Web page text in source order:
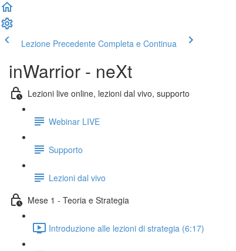
Lezione Precedente Completa e Continua
inWarrior - neXt
Lezioni live online, lezioni dal vivo, supporto
Webinar LIVE
Supporto
Lezioni dal vivo
Mese 1 - Teoria e Strategia
Introduzione alle lezioni di strategia (6:17)